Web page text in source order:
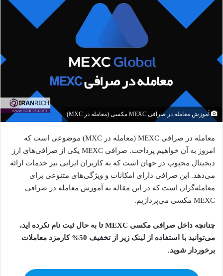
آموزش معامله در صرافی MEXC مکسی (معامله در MXC)
معامله در صرافی MEXC (معامله در MXC) موضوعی است که
امروز به آن خواهیم پرداخت. صرافی MEXC یکی از صرافی‌های ارز
دیجیتال محبوب در جهان است که به کاربران ایرانی نیز خدمات ارائه
می‌دهد. این صرافی دارای امکانات و ویژگی‌های متنوعی برای
معامله‌گران است که در این مقاله به آموزش معامله در صرافی
MEXC مکسی می‌پردازیم.
چنانچه داخل صرافی مکسی MEXC تا به حال ثبت نام نکرده اید،
می‌توانید با استفاده از لینک زیر از تخفیف 50% کارمزد معاملات
برخوردار شوید.